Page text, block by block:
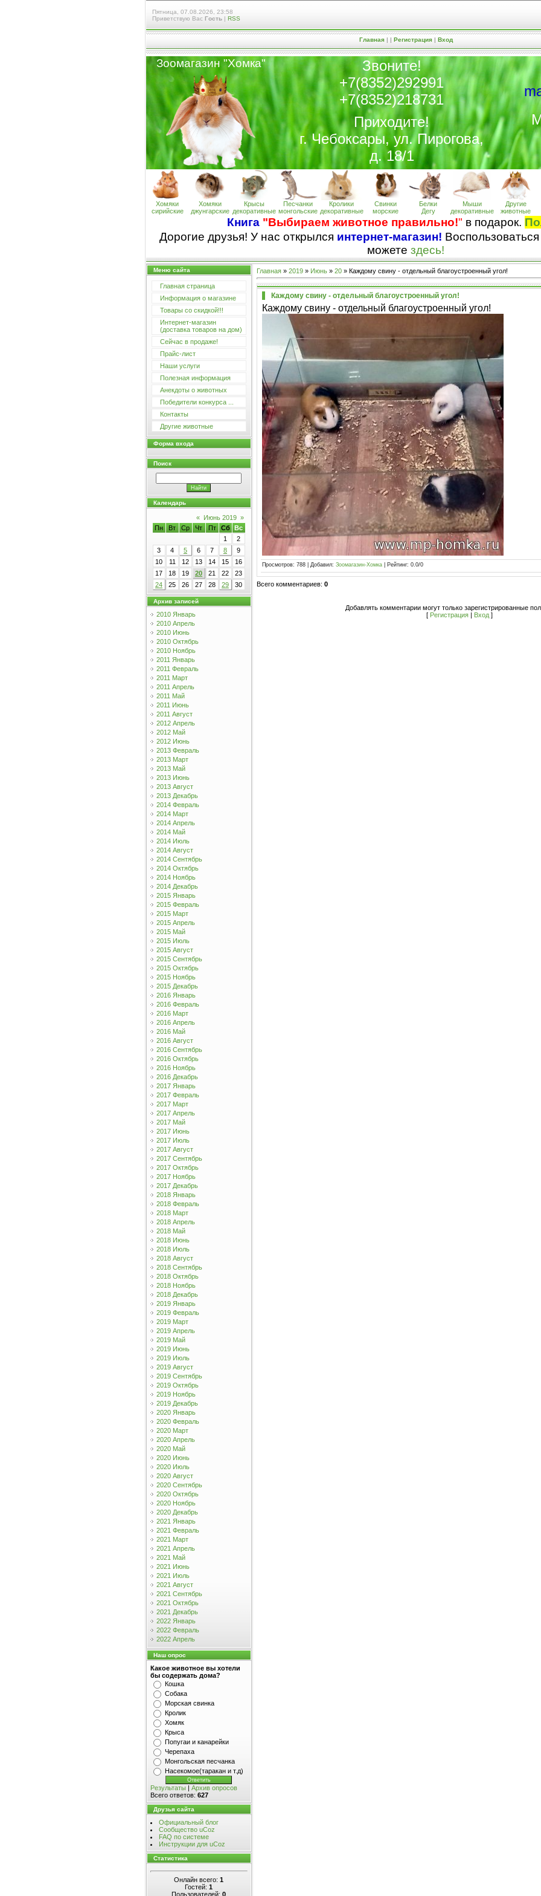
Пятница, 07.08.2026, 23:58
Приветствую Вас Гость| RSS
Главная| | Регистрация| Вход
Зоомагазин "Хомка"
Звоните!
+7(8352)292991
+7(8352)218731
Приходите!
г. Чебоксары, ул. Пирогова,
д. 18/1
Хомяки
сирийские
Хомяки
джунгарские
Крысы
декоративные
Песчанки
монгольские
Кролики
декоративные
Свинки
морские
Белки
Дегу
Мыши
декоративные
Другие
животные
Книга "Выбираем животное правильно!" в подарок.
Дорогие друзья! У нас открылся интернет-магазин!
можете здесь!
Меню сайта
Главная страница
Информация о магазине
Товары со скидкой!!!
Интернет-магазин
(доставка товаров на дом)
Сейчас в продаже!
Прайс-лист
Наши услуги
Полезная информация
Анекдоты о животных
Победители конкурса ...
Контакты
Другие животные
Форма входа
Поиск
Календарь
« Июнь 2019 »
Пн
Вт Ср Чт Пт Сб
Вс
1
2
3
4 5 6 7 8
9
10
11 12 13 14 15
16
17
18 19 20 21 22
23
24
25 26 27 28 29 30
Архив записей
2010 Январь
2010 Апрель
2010 Июнь
2010 Октябрь
2010 Ноябрь
2011 Январь
2011 Февраль
2011 Март
2011 Апрель
2011 Май
2011 Июнь
2011 Август
2012 Апрель
2012 Май
2012 Июнь
2013 Февраль
2013 Март
2013 Май
2013 Июнь
2013 Август
2013 Декабрь
2014 Февраль
2014 Март
2014 Апрель
2014 Май
2014 Июль
2014 Август
2014 Сентябрь
2014 Октябрь
2014 Ноябрь
2014 Декабрь
2015 Январь
2015 Февраль
2015 Март
2015 Апрель
2015 Май
2015 Июль
2015 Август
2015 Сентябрь
2015 Октябрь
2015 Ноябрь
2015 Декабрь
2016 Январь
2016 Февраль
2016 Март
2016 Апрель
2016 Май
2016 Август
2016 Сентябрь
2016 Октябрь
2016 Ноябрь
2016 Декабрь
2017 Январь
2017 Февраль
2017 Март
2017 Апрель
2017 Май
2017 Июнь
2017 Июль
2017 Август
2017 Сентябрь
2017 Октябрь
2017 Ноябрь
2017 Декабрь
2018 Январь
2018 Февраль
2018 Март
2018 Апрель
2018 Май
2018 Июнь
2018 Июль
2018 Август
2018 Сентябрь
2018 Октябрь
2018 Ноябрь
2018 Декабрь
2019 Январь
2019 Февраль
2019 Март
2019 Апрель
2019 Май
2019 Июнь
2019 Июль
2019 Август
2019 Сентябрь
2019 Октябрь
2019 Ноябрь
2019 Декабрь
2020 Январь
2020 Февраль
2020 Март
2020 Апрель
2020 Май
2020 Июнь
2020 Июль
2020 Август
2020 Сентябрь
2020 Октябрь
2020 Ноябрь
2020 Декабрь
2021 Январь
2021 Февраль
2021 Март
2021 Апрель
2021 Май
2021 Июнь
2021 Июль
2021 Август
2021 Сентябрь
2021 Октябрь
2021 Декабрь
2022 Январь
2022 Февраль
2022 Апрель
Наш опрос
Какое животное вы хотели
бы содержать дома?
Кошка
Собака
Морская свинка
Кролик
Хомяк
Крыса
Попугаи и канарейки
Черепаха
Монгольская песчанка
Насекомое(таракан и т.д)
Результаты| Архив опросов
Всего ответов: 627
Друзья сайта
Официальный блог
Сообщество uCoz
FAQ по системе
Инструкции для uCoz
Статистика
Онлайн всего: 1
Гостей: 1
Пользователей: 0
Главная» 2019 » Июнь » 20» Каждому свину - отдельный благоустроенный угол!
Каждому свину - отдельный благоустроенный угол!
Каждому свину - отдельный благоустроенный угол!
Просмотров: 788| Добавил: Зоомагазин-Хомка Рейтинг: 0.0/0
Всего комментариев: 0
Добавлять комментарии могут только зарегистрированные
[ Регистрация | Вход ]